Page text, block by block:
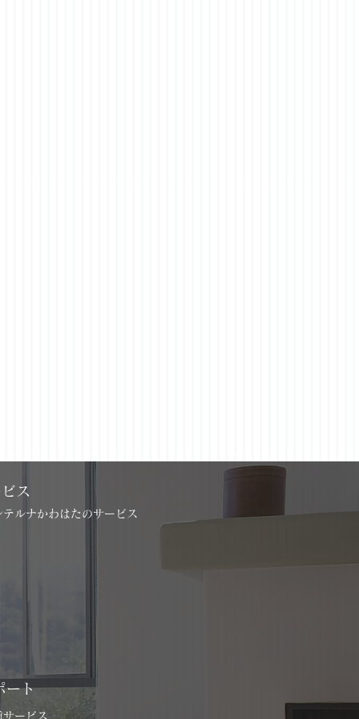
ス
ルナかわはたのサービス
ート
サービス